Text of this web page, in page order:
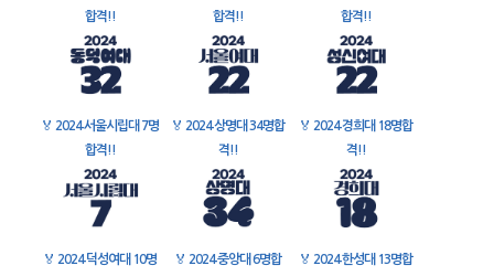
합격!!
합격!!
합격!!
🏅 2024 서울시립대 7명
합격!!
🏅 2024 상명대 34명합
격!!
🏅 2024 경희대 18명합
격!!
🏅 2024 덕성여대 10명
🏅 2024 중앙대 6명합
🏅 2024 한성대 13명합